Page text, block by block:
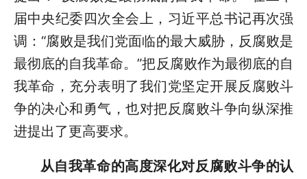
届中央纪委四次全会上，习近平总书记再次强
调：“腐败是我们党面临的最大威胁，反腐败是
最彻底的自我革命。”把反腐败作为最彻底的自
我革命，充分表明了我们党坚定开展反腐败斗
争的决心和勇气，也对把反腐败斗争向纵深推
进提出了更高要求。
从自我革命的高度深化对反腐败斗争的认